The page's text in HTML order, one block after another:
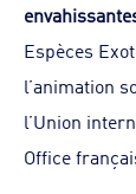
Espèces
l’animation
l’Union
Office